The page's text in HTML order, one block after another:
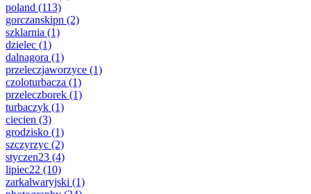
poland (113)
gorczanskipn (2)
szklarnia (1)
dzielec (1)
dalnagora (1)
przeleczjaworzyce (1)
czoloturbacza (1)
przeleczborek (1)
turbaczyk (1)
ciecien (3)
grodzisko (1)
szczyrzyc (2)
styczen23 (4)
lipiec22 (10)
zarkalwaryjski (1)